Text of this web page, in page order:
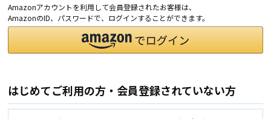
Amazonアカウントを利用して会員登録されたお客様は、
AmazonのID、パスワードで、ログインすることができます。
はじめてご利用の方・会員登録されていない方